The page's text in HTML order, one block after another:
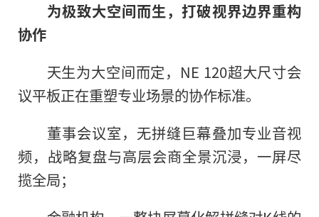
为极致大空间而生，打破视界边界重构
协作
天生为大空间而定，NE 120超大尺寸会
议平板正在重塑专业场景的协作标准。
董事会议室，无拼缝巨幕叠加专业音视
频，战略复盘与高层会商全景沉浸，一屏尽
揽全局；